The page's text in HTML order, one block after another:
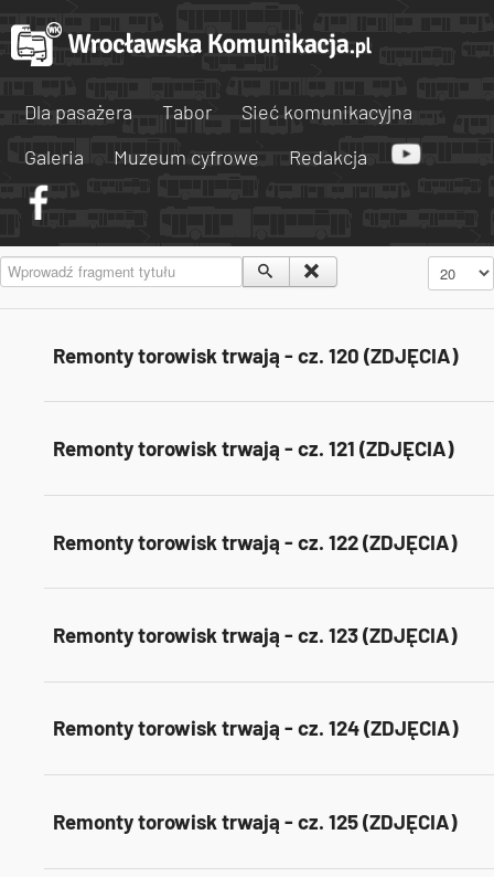
Dla pasażera Tabor
Sieć komunikacyjna
Galeria
Muzeum cyfrowe Redakcja
Wprowadź fragment tytułu Pokaż #
Remonty torowisk trwają - cz. 120 (ZDJĘCIA)
Remonty torowisk trwają - cz. 121 (ZDJĘCIA)
Remonty torowisk trwają - cz. 122 (ZDJĘCIA)
Remonty torowisk trwają - cz. 123 (ZDJĘCIA)
Remonty torowisk trwają - cz. 124 (ZDJĘCIA)
Remonty torowisk trwają - cz. 125 (ZDJĘCIA)